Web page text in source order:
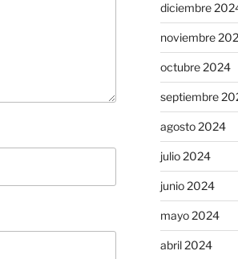
diciembre
noviembre
octubre 2024
septiembre
agosto 2024
julio 2024
junio 2024
mayo 2024
abril 2024